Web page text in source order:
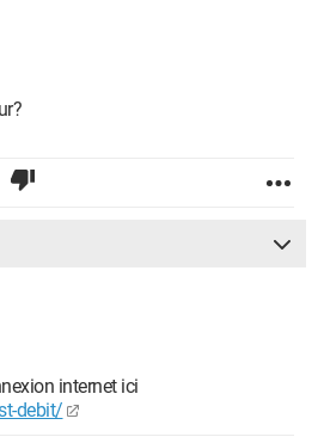
internet ici
debit/